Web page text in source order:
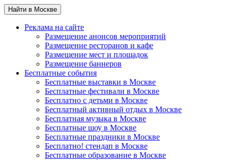
Найти в Москве
Реклама на сайте
Размещение анонсов мероприятий
Размещение ресторанов и кафе
Размещение мест и площадок
Размещение баннеров
Бесплатные события
Бесплатные выставки в Москве
Бесплатные фестивали в Москве
Бесплатно с детьми в Москве
Бесплатный активный отдых в Москве
Бесплатная музыка в Москве
Бесплатные шоу в Москве
Бесплатные праздники в Москве
Бесплатно! стендап в Москве
Бесплатные образование в Москве